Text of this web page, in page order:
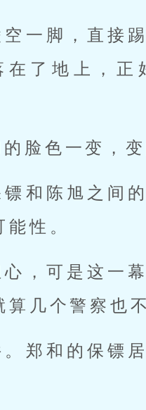
一脚，直接
了地上，正
脸色一变，变
和陈旭之间
性。
，可是这一
几个警察也
郑和的保镖